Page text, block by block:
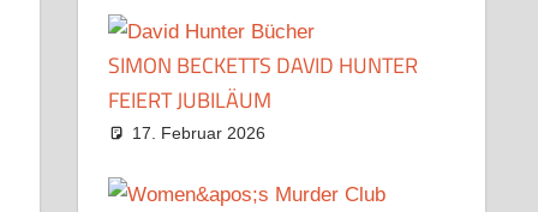
SIMON BECKETTS DAVID HUNTER
FEIERT JUBILÄUM
17. Februar 2026